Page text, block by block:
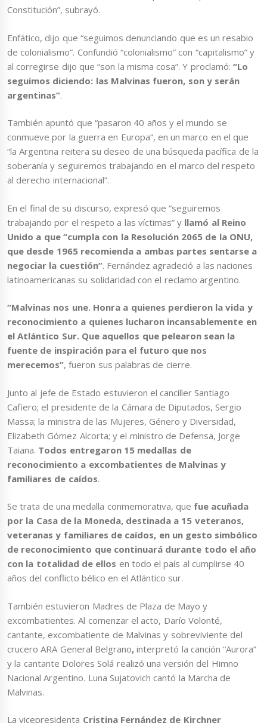
Constitución”, subrayó.
Enfático, dijo que “seguimos denunciando que es un resabio
de colonialismo”. Confundió “colonialismo” con “capitalismo” y
al corregirse dijo que “son la misma cosa”. Y proclamó: “Lo
seguimos diciendo: las Malvinas fueron, son y serán
argentinas”.
También apuntó que “pasaron 40 años y el mundo se
conmueve por la guerra en Europa”, en un marco en el que
“la Argentina reitera su deseo de una búsqueda pacífica de la
soberanía y seguiremos trabajando en el marco del respeto
al derecho internacional”.
En el final de su discurso, expresó que “seguiremos
trabajando por el respeto a las víctimas” y llamó al Reino
Unido a que “cumpla con la Resolución 2065 de la ONU,
que desde 1965 recomienda a ambas partes sentarse a
negociar la cuestión”. Fernández agradeció a las naciones
latinoamericanas su solidaridad con el reclamo argentino.
“Malvinas nos une. Honra a quienes perdieron la vida y
reconocimiento a quienes lucharon incansablemente en
el Atlántico Sur. Que aquellos que pelearon sean la
fuente de inspiración para el futuro que nos
merecemos”, fueron sus palabras de cierre.
Junto al jefe de Estado estuvieron el canciller Santiago
Cafiero; el presidente de la Cámara de Diputados, Sergio
Massa; la ministra de las Mujeres, Género y Diversidad,
Elizabeth Gómez Alcorta; y el ministro de Defensa, Jorge
Taiana. Todos entregaron 15 medallas de
reconocimiento a excombatientes de Malvinas y
familiares de caídos.
Se trata de una medalla conmemorativa, que fue acuñada
por la Casa de la Moneda, destinada a 15 veteranos,
veteranas y familiares de caídos, en un gesto simbólico
de reconocimiento que continuará durante todo el año
con la totalidad de ellos en todo el país al cumplirse 40
años del conflicto bélico en el Atlántico sur.
También estuvieron Madres de Plaza de Mayo y
excombatientes. Al comenzar el acto, Darío Volonté,
cantante, excombatiente de Malvinas y sobreviviente del
crucero ARA General Belgrano,interpretó la canción “Aurora”
y la cantante Dolores Solá realizó una versión del Himno
Nacional Argentino. Luna Sujatovich cantó la Marcha de
Malvinas.
La vicepresidenta Cristina Fernández de Kirchner